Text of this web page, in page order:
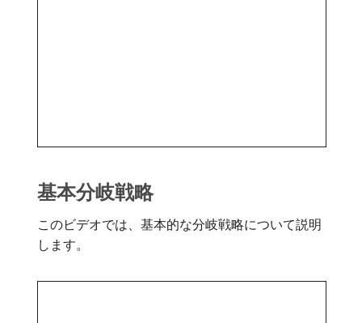
基本分岐戦略
このビデオでは、基本的な分岐戦略について説明
します。